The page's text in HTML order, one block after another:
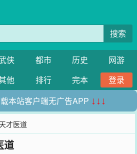
搜索
侠 都市 历史
网游
他 排行 完本
登录
本站客户端无广告APP ↓↓↓
才医道
道